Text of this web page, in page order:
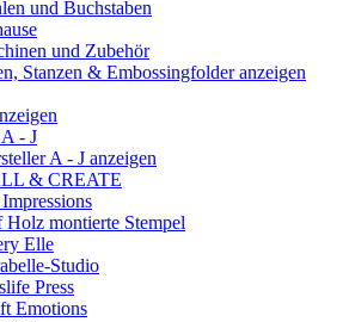
und Buchstaben
und Zubehör
Stanzen & Embossingfolder anzeigen
- J
A - J anzeigen
& CREATE
Holz montierte Stempel
Elle
Studio
Press
Emotions